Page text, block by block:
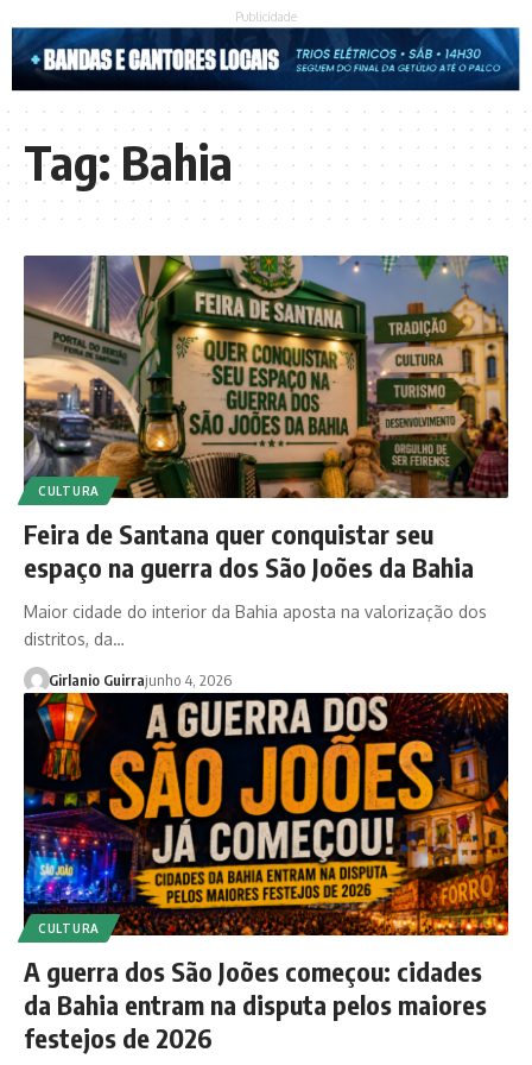
Publicidade
Tag:Bahia
CULTURA
Feira de Santana quer conquistar seu
espaço na guerra dos São Joões da Bahia
Maior cidade do interior da Bahia aposta na valorização dos
distritos, da…
Girlanio Guirrajunho 4, 2026
CULTURA
A guerra dos São Joões começou: cidades
da Bahia entram na disputa pelos maiores
festejos de 2026